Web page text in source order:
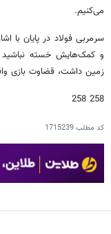
می‌کنیم.
سرمربی فولاد در پایان با
و کمک‌هایش خسته
زمین داشت، قضاوت بازی
258 258
کد مطلب1715239